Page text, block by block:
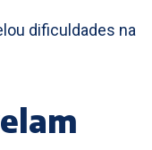
dificuldades na